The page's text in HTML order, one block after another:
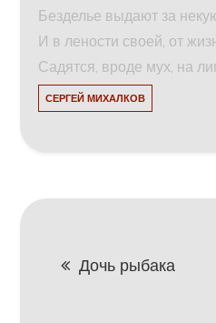
Безделье выдают за
И в лености своей, от
Садятся, вроде мух, на
СЕРГЕЙ МИХАЛКОВ
Навигация
Дочь рыбака